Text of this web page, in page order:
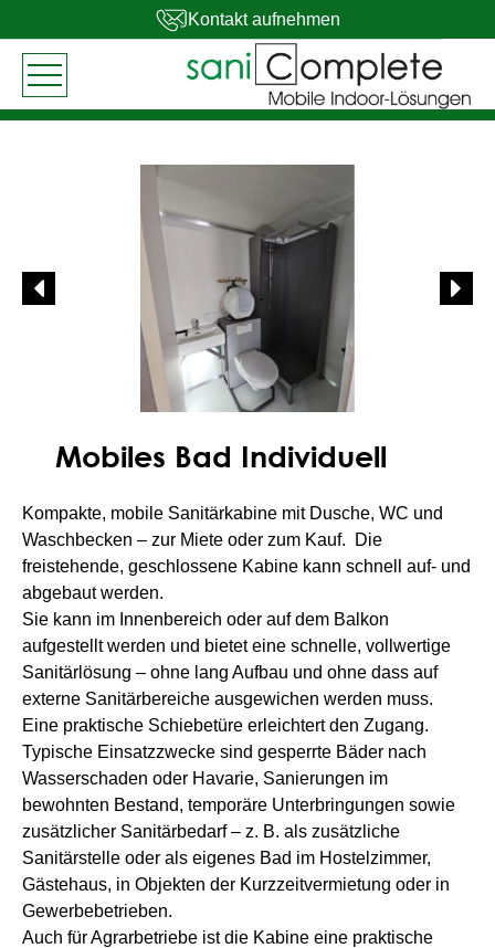
Kontakt aufnehmen
Mobiles Bad Individuell
Kompakte, mobile Sanitärkabine mit Dusche, WC und
Waschbecken – zur Miete oder zum Kauf. Die
freistehende, geschlossene Kabine kann schnell auf- und
abgebaut werden.
Sie kann im Innenbereich oder auf dem Balkon
aufgestellt werden und bietet eine schnelle, vollwertige
Sanitärlösung – ohne lang Aufbau und ohne dass auf
externe Sanitärbereiche ausgewichen werden muss.
Eine praktische Schiebetüre erleichtert den Zugang.
Typische Einsatzzwecke sind gesperrte Bäder nach
Wasserschaden oder Havarie, Sanierungen im
bewohnten Bestand, temporäre Unterbringungen sowie
zusätzlicher Sanitärbedarf – z. B. als zusätzliche
Sanitärstelle oder als eigenes Bad im Hostelzimmer,
Gästehaus, in Objekten der Kurzzeitvermietung oder in
Gewerbebetrieben.
Auch für Agrarbetriebe ist die Kabine eine praktische